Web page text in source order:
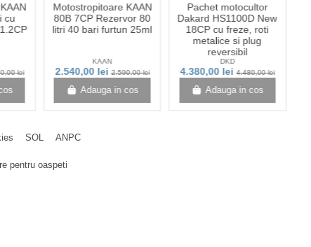
cu
lei
Motostropitoare KAAN
80B 7CP Rezervor 80
litri 40 bari furtun 25ml
KAAN
2.540,00 lei2.590,00 lei
Adauga in cos
Pachet motocultor
Dakard HS1100D New
18CP cu freze, roti
metalice si plug
reversibil
DKD
4.380,00 lei4.480,00 lei
Adauga in cos
SOL ANPC
pentru oaspeti